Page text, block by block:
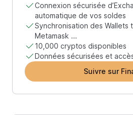
Connexion sécurisée
automatique de vos soldes
Synchronisation des Wallets
Metamask ...
10,000 cryptos disponibles
Données sécurisées et
Suivre sur